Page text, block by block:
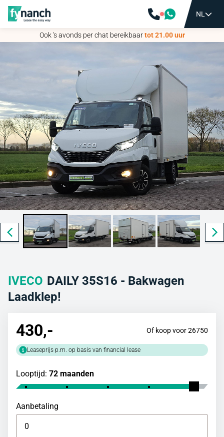
NL
Ook 's avonds per chat bereikbaartot 21.00 uur
NL
Ook 's avonds per chat bereikbaartot 21.00 uur
IVECO DAILY 35S16 - Bakwagen
Laadklep!
430,- Of koop voor 26750
Leaseprijs p.m. op basis van financial lease
Looptijd: 72 maanden
Aanbetaling